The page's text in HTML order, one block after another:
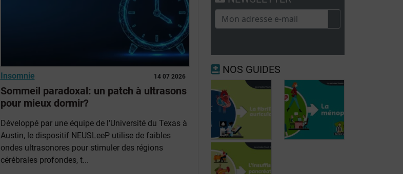
14 07 2026
Insomnie
Sommeil paradoxal: un patch à ultrasons
pour mieux dormir?
Développé par une équipe de l’Université du Texas à
Austin, le dispositif NEUSLeeP utilise de faibles
ondes ultrasonores pour stimuler des régions
cérébrales profondes, t...
NOS GUIDES